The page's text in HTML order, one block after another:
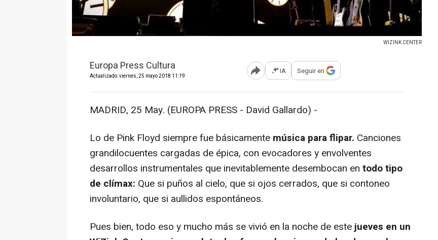
WIZINK CENTER
Europa Press Cultura
Actualizado: viernes, 25 mayo 2018 11:19 Abrir opciones para compartir
IA Seguir en
MADRID, 25 May. (EUROPA PRESS - David Gallardo) -
Lo de Pink Floyd siempre fue básicamente música para flipar. Canciones
grandilocuentes cargadas de épica, con evocadores y envolventes
desarrollos instrumentales que inevitablemente desembocan en todo tipo
de clímax: Que si puños al cielo, que si ojos cerrados, que si contoneo
involuntario, que si aullidos espontáneos.
Pues bien, todo eso y mucho más se vivió en la noche de estejueves en un